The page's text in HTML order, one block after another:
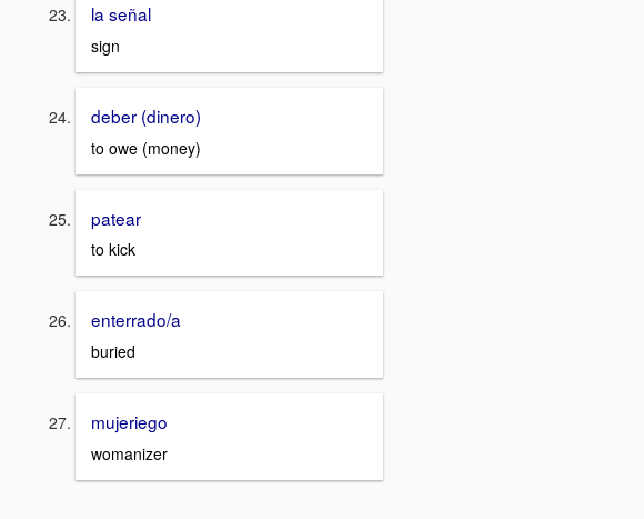
la señal
sign
deber (dinero)
to owe (money)
patear
to kick
enterrado/a
buried
mujeriego
womanizer